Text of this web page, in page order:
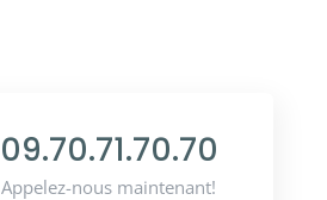
09.70.71.70.70
Appelez-nous maintenant!